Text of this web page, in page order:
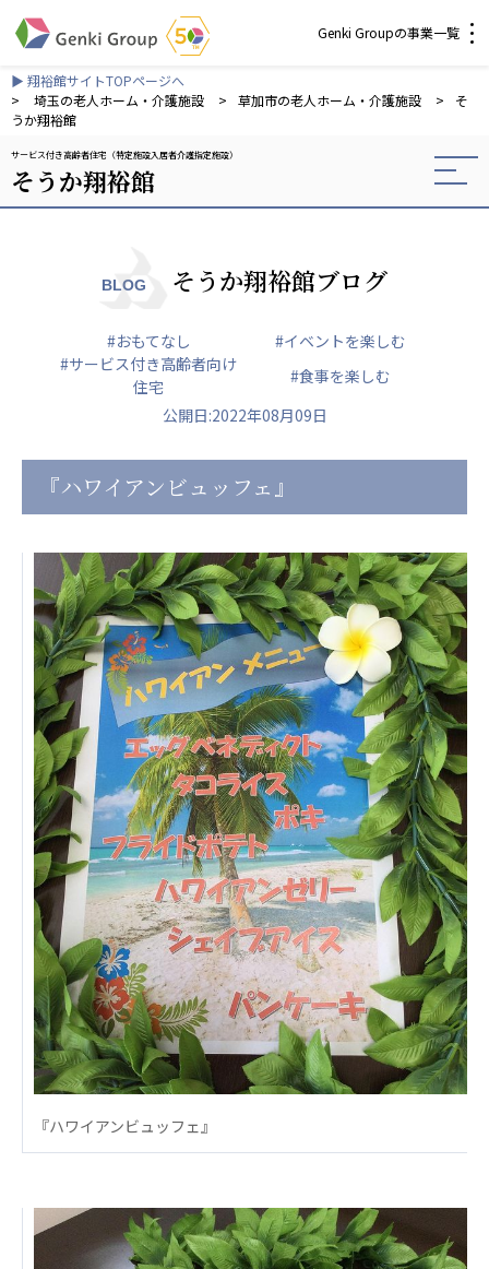
Genki Groupの事業一覧
介護・福祉
社会福祉法人 元気村グループ
社会福祉法人元気村
社会福祉法人長寿の森
株式会社 サンガジャパン
株式会社日本遮蔽技研
一般社団法人 日本高齢者福祉協会
株式会社 爽やかな風沖縄
爽やかな風 中部エリア
爽やかな風 那覇エリア
株式会社 鷹揚館
鷹揚館
社会福祉法人 共生会
特別養護老人ホーム 共生の家
株式会社 アジアメデカ元気事業団
アジアメデカ元気事業団
株式会社 爽やかな風九州
爽やかな風九州
株式会社 七星
七星
社会福祉法人 福ふく
福ふく
株式会社 せきれい
せきれい
社会福祉法人 心の会
心の会
医療（共に生きる仲間達）
医療法人社団 美翔会
S-Labo（渋谷院）
フォレストデンタルクリニック
医療法人 共生会
▶ 翔裕館サイトTOPページへ
>
埼玉の老人ホーム・介護施設 > 草加市の老人ホーム・介護施設 >
そ
うか翔裕館
サービス付き高齢者住宅（特定施設入居者介護指定施設）
そうか翔裕館
BLOG そうか翔裕館ブログ
#おもてなし
#イベントを楽しむ
#サービス付き高齢者向け
住宅
#食事を楽しむ
公開日:2022年08月09日
『ハワイアンビュッフェ』
『ハワイアンビュッフェ』